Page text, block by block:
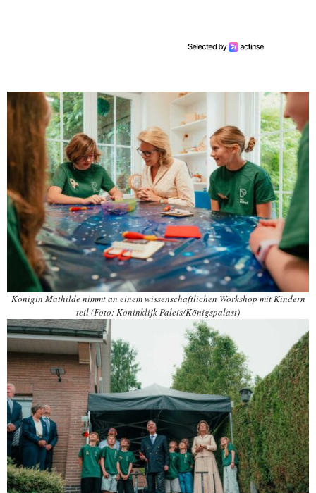
Königin Mathilde nimmt an einem wissenschaftlichen Workshop mit Kindern
teil (Foto: Koninklijk Paleis/Königspalast)